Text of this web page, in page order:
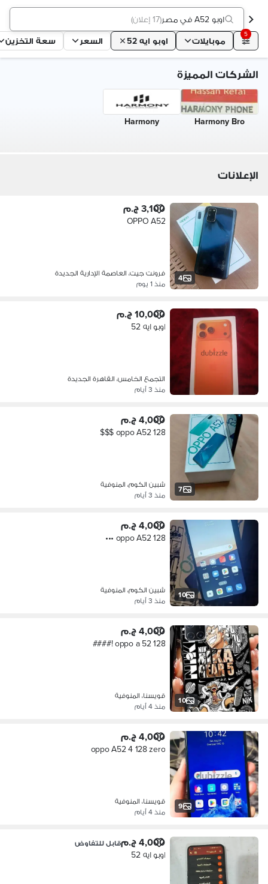
اوبو A52 في مصر (17 إعلان )
5
موبايلات اوبو ايه 52 السعر سعة التخزين
الشركات المميزة
Harmony Bro
Harmony
الإعلانات
4
3,100 ج.م
OPPO A52
فرونت جيت، العاصمة الإدارية الجديدة
منذ 1 يوم
10,000 ج.م
اوبو ايه 52
التجمع الخامس، القاهرة الجديدة
منذ 3 أيام
7
4,000 ج.م
oppo A52 128 $$$
شبين الكوم، المنوفية
منذ 3 أيام
10
4,000 ج.م
oppo A52 128 •••
شبين الكوم، المنوفية
منذ 3 أيام
10
4,000 ج.م
oppo a 52 128 !####
قويسنا، المنوفية
منذ 4 أيام
9
4,000 ج.م
oppo A52 4 128 zero
قويسنا، المنوفية
منذ 4 أيام
4,000 ج.م قابل للتفاوض
اوبو ايه 52